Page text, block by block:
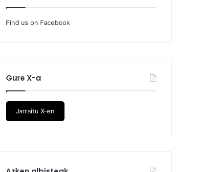
Find us on Facebook
Gure X-a
Jarraitu X-en